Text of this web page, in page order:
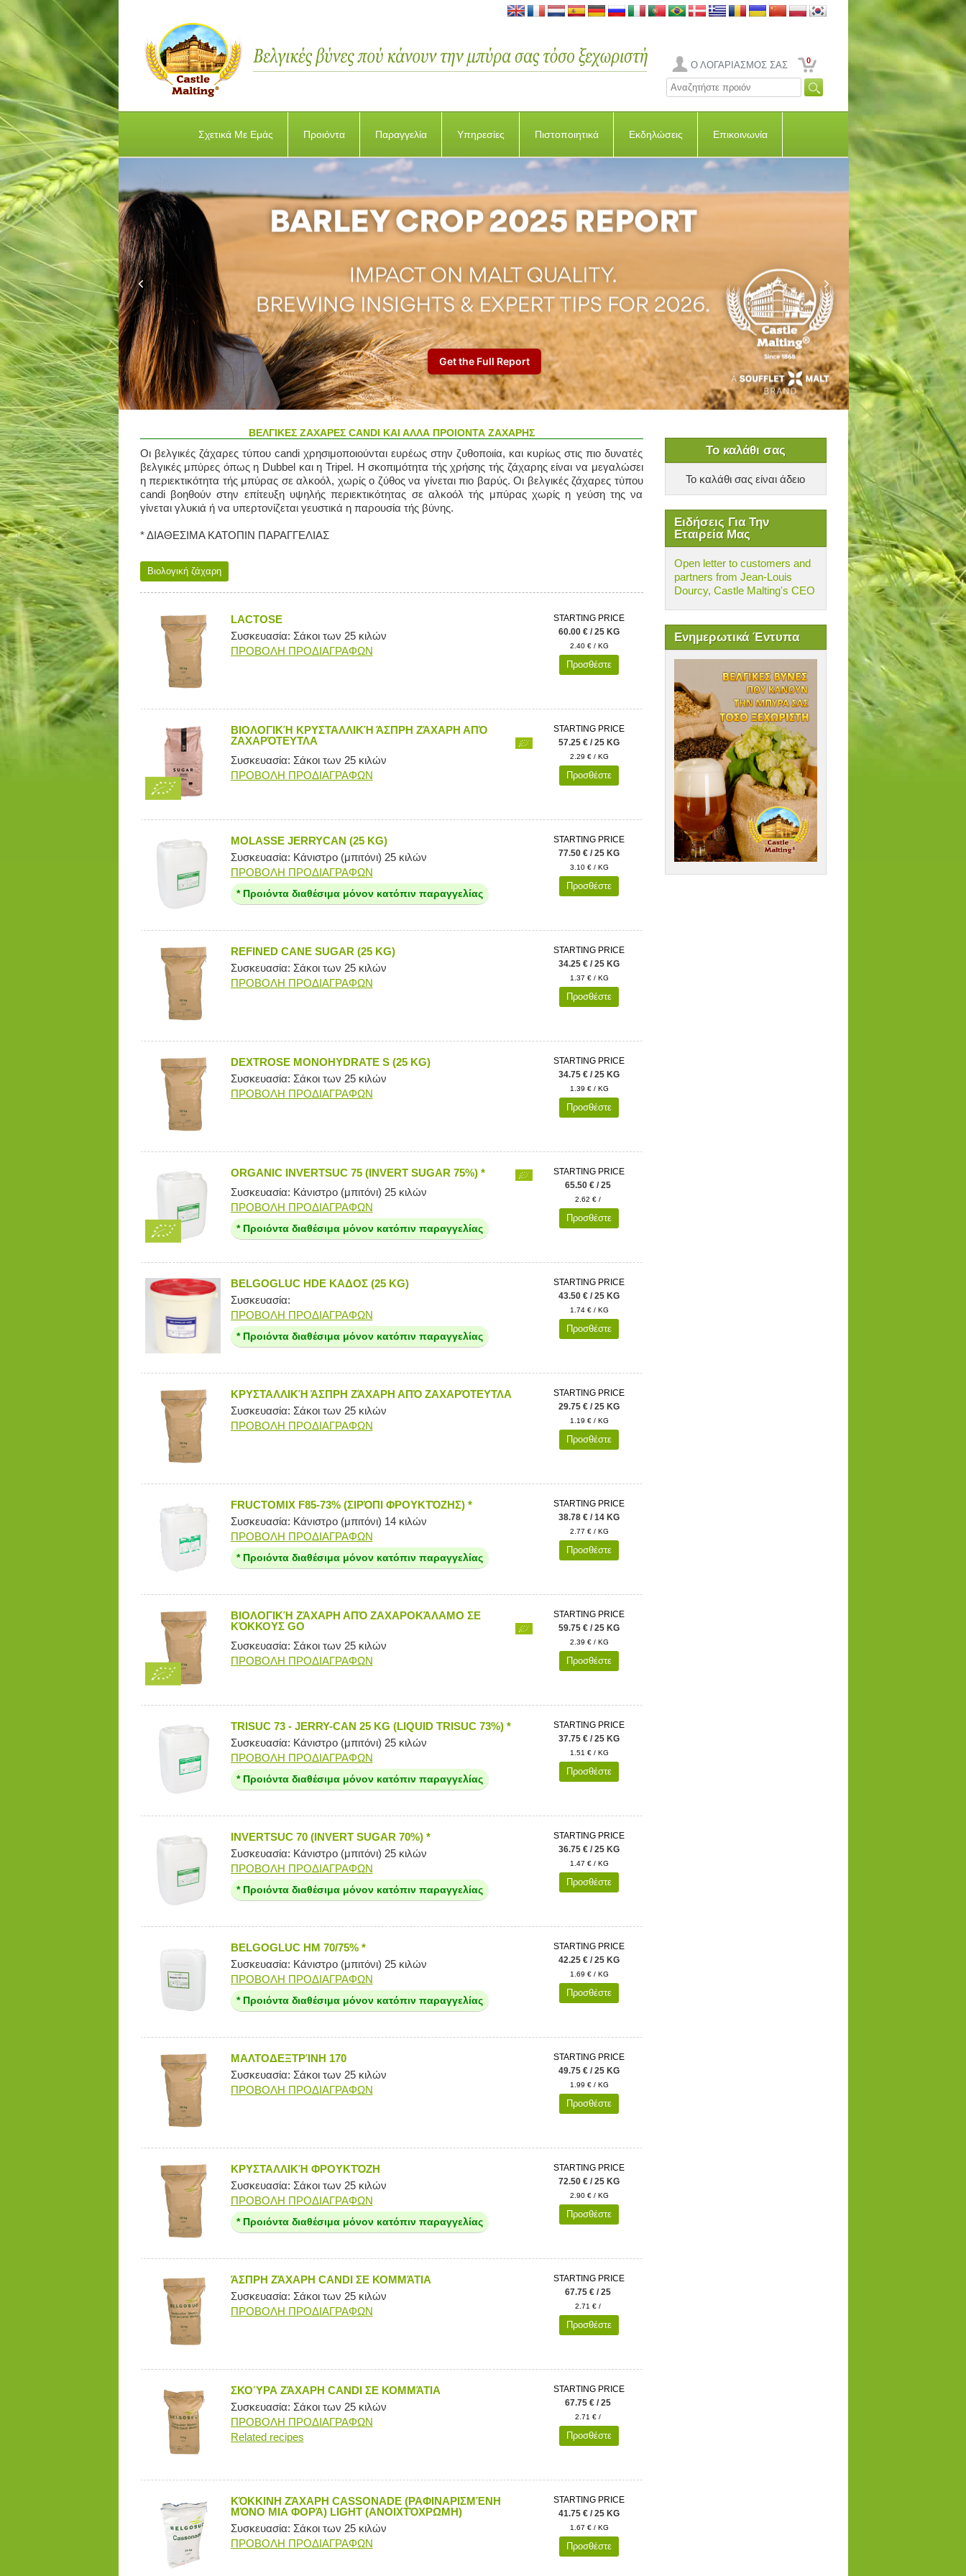
Ο ΛΟΓΑΡΙΑΣΜΟΣ ΣΑΣ 0
Σχετικά Με Εμάς Προιόντα Παραγγελία Υπηρεσίες Πιστοποιητικά Εκδηλώσεις Επικοινωνία
Το καλάθι σας
Το καλάθι σας είναι άδειο
Ειδήσεις Για Την
Εταιρεία Μας
Open letter to customers and
partners from Jean-Louis
Dourcy, Castle Malting's CEO
Ενημερωτικά Έντυπα
ΒΕΛΓΙΚΕΣ ΖΑΧΑΡΕΣ CANDI ΚΑΙ ΑΛΛΑ ΠΡΟΙΟΝΤΑ ΖΑΧΑΡΗΣ
Οι βελγικές ζάχαρες τύπου candi χρησιμοποιούνται ευρέως στην ζυθοποιία, και κυρίως στις πιο δυνατές
βελγικές μπύρες όπως η Dubbel και η Tripel. Η σκοπιμότητα τής χρήσης τής ζάχαρης είναι να μεγαλώσει
η περιεκτικότητα τής μπύρας σε αλκοόλ, χωρίς ο ζύθος να γίνεται πιο βαρύς. Οι βελγικές ζάχαρες τύπου
candi βοηθούν στην επίτευξη υψηλής περιεκτικότητας σε αλκοόλ τής μπύρας χωρίς η γεύση της να
γίνεται γλυκιά ή να υπερτονίζεται γευστικά η παρουσία τής βύνης.
* ΔΙΑΘΕΣΙΜΑ ΚΑΤΟΠΙΝ ΠΑΡΑΓΓΕΛΙΑΣ
Βιολογική ζάχαρη
LACTOSE
Συσκευασία: Σάκοι των 25 κιλών
ΠΡΟΒΟΛΗ ΠΡΟΔΙΑΓΡΑΦΩΝ
STARTING PRICE
60.00 € / 25 KG
2.40 € / KG
Προσθέστε
ΒΙΟΛΟΓΙΚΉ ΚΡΥΣΤΑΛΛΙΚΉ ΆΣΠΡΗ ΖΆΧΑΡΗ ΑΠΌ
ΖΑΧΑΡΌΤΕΥΤΛΑ
Συσκευασία: Σάκοι των 25 κιλών
ΠΡΟΒΟΛΗ ΠΡΟΔΙΑΓΡΑΦΩΝ
STARTING PRICE
57.25 € / 25 KG
2.29 € / KG
Προσθέστε
MOLASSE JERRYCAN (25 KG)
Συσκευασία: Κάνιστρο (μπιτόνι) 25 κιλών
ΠΡΟΒΟΛΗ ΠΡΟΔΙΑΓΡΑΦΩΝ
* Προιόντα διαθέσιμα μόνον κατόπιν παραγγελίας
STARTING PRICE
77.50 € / 25 KG
3.10 € / KG
Προσθέστε
REFINED CANE SUGAR (25 KG)
Συσκευασία: Σάκοι των 25 κιλών
ΠΡΟΒΟΛΗ ΠΡΟΔΙΑΓΡΑΦΩΝ
STARTING PRICE
34.25 € / 25 KG
1.37 € / KG
Προσθέστε
DEXTROSE MONOHYDRATE S (25 KG)
Συσκευασία: Σάκοι των 25 κιλών
ΠΡΟΒΟΛΗ ΠΡΟΔΙΑΓΡΑΦΩΝ
STARTING PRICE
34.75 € / 25 KG
1.39 € / KG
Προσθέστε
ORGANIC INVERTSUC 75 (INVERT SUGAR 75%) *
Συσκευασία: Κάνιστρο (μπιτόνι) 25 κιλών
ΠΡΟΒΟΛΗ ΠΡΟΔΙΑΓΡΑΦΩΝ
* Προιόντα διαθέσιμα μόνον κατόπιν παραγγελίας
STARTING PRICE
65.50 € / 25
2.62 € /
Προσθέστε
BELGOGLUC HDE ΚΑΔΟΣ (25 KG)
Συσκευασία:
ΠΡΟΒΟΛΗ ΠΡΟΔΙΑΓΡΑΦΩΝ
* Προιόντα διαθέσιμα μόνον κατόπιν παραγγελίας
STARTING PRICE
43.50 € / 25 KG
1.74 € / KG
Προσθέστε
KΡΥΣΤΑΛΛΙΚΉ ΆΣΠΡΗ ΖΆΧΑΡΗ ΑΠΌ ΖΑΧΑΡΌΤΕΥΤΛΑ
Συσκευασία: Σάκοι των 25 κιλών
ΠΡΟΒΟΛΗ ΠΡΟΔΙΑΓΡΑΦΩΝ
STARTING PRICE
29.75 € / 25 KG
1.19 € / KG
Προσθέστε
FRUCTOMIX F85-73% (ΣΙΡΌΠΙ ΦΡΟΥΚΤΌΖΗΣ) *
Συσκευασία: Κάνιστρο (μπιτόνι) 14 κιλών
ΠΡΟΒΟΛΗ ΠΡΟΔΙΑΓΡΑΦΩΝ
* Προιόντα διαθέσιμα μόνον κατόπιν παραγγελίας
STARTING PRICE
38.78 € / 14 KG
2.77 € / KG
Προσθέστε
ΒΙΟΛΟΓΙΚΉ ΖΆΧΑΡΗ ΑΠΌ ΖΑΧΑΡΟΚΆΛΑΜΟ ΣΕ
ΚΌΚΚΟΥΣ GO
Συσκευασία: Σάκοι των 25 κιλών
ΠΡΟΒΟΛΗ ΠΡΟΔΙΑΓΡΑΦΩΝ
STARTING PRICE
59.75 € / 25 KG
2.39 € / KG
Προσθέστε
TRISUC 73 - JERRY-CAN 25 KG (LIQUID TRISUC 73%) *
Συσκευασία: Κάνιστρο (μπιτόνι) 25 κιλών
ΠΡΟΒΟΛΗ ΠΡΟΔΙΑΓΡΑΦΩΝ
* Προιόντα διαθέσιμα μόνον κατόπιν παραγγελίας
STARTING PRICE
37.75 € / 25 KG
1.51 € / KG
Προσθέστε
INVERTSUC 70 (INVERT SUGAR 70%) *
Συσκευασία: Κάνιστρο (μπιτόνι) 25 κιλών
ΠΡΟΒΟΛΗ ΠΡΟΔΙΑΓΡΑΦΩΝ
* Προιόντα διαθέσιμα μόνον κατόπιν παραγγελίας
STARTING PRICE
36.75 € / 25 KG
1.47 € / KG
Προσθέστε
BELGOGLUC HM 70/75% *
Συσκευασία: Κάνιστρο (μπιτόνι) 25 κιλών
ΠΡΟΒΟΛΗ ΠΡΟΔΙΑΓΡΑΦΩΝ
* Προιόντα διαθέσιμα μόνον κατόπιν παραγγελίας
STARTING PRICE
42.25 € / 25 KG
1.69 € / KG
Προσθέστε
ΜΑΛΤΟΔΕΞΤΡΊΝΗ 170
Συσκευασία: Σάκοι των 25 κιλών
ΠΡΟΒΟΛΗ ΠΡΟΔΙΑΓΡΑΦΩΝ
STARTING PRICE
49.75 € / 25 KG
1.99 € / KG
Προσθέστε
ΚΡΥΣΤΑΛΛΙΚΉ ΦΡΟΥΚΤΌΖΗ
Συσκευασία: Σάκοι των 25 κιλών
ΠΡΟΒΟΛΗ ΠΡΟΔΙΑΓΡΑΦΩΝ
* Προιόντα διαθέσιμα μόνον κατόπιν παραγγελίας
STARTING PRICE
72.50 € / 25 KG
2.90 € / KG
Προσθέστε
ΆΣΠΡΗ ΖΆΧΑΡΗ CANDI ΣΕ ΚΟΜΜΆΤΙΑ
Συσκευασία: Σάκοι των 25 κιλών
ΠΡΟΒΟΛΗ ΠΡΟΔΙΑΓΡΑΦΩΝ
STARTING PRICE
67.75 € / 25
2.71 € /
Προσθέστε
ΣΚΟΎΡΑ ΖΆΧΑΡΗ CANDI ΣΕ ΚΟΜΜΆΤΙΑ
Συσκευασία: Σάκοι των 25 κιλών
ΠΡΟΒΟΛΗ ΠΡΟΔΙΑΓΡΑΦΩΝ
Related recipes
STARTING PRICE
67.75 € / 25
2.71 € /
Προσθέστε
KΌΚΚΙΝΗ ΖΆΧΑΡΗ CASSONADE (ΡΑΦΙΝΑΡΙΣΜΈΝΗ
ΜΌΝΟ ΜΙΑ ΦΟΡΆ) LIGHT (ΑΝΟΙΧΤΌΧΡΩΜΗ)
Συσκευασία: Σάκοι των 25 κιλών
ΠΡΟΒΟΛΗ ΠΡΟΔΙΑΓΡΑΦΩΝ
STARTING PRICE
41.75 € / 25 KG
1.67 € / KG
Προσθέστε